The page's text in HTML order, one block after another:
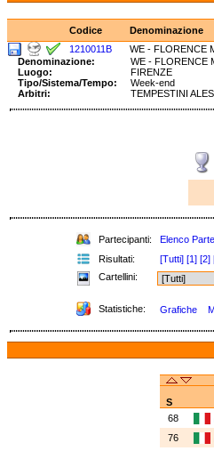
Codice Denominazione
1210011B
WE - FLORENCE
Denominazione:
WE -
Luogo:
FIRENZE
Tipo/Sistema/Tempo:
Week-end
Arbitri:
TEMPESTINI
Partecipanti: Elenco
Risultati:
[Tutti] [1] [2]
Cartellini:
Statistiche: Grafiche
S
68
76